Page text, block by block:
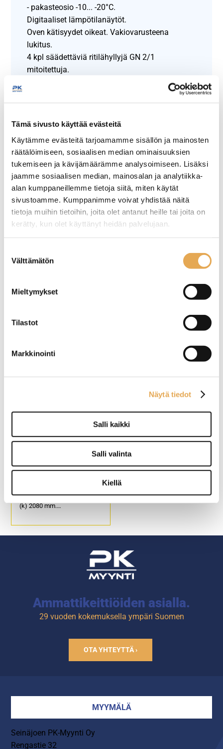
Tämä sivusto käyttää evästeitä
Käytämme evästeitä tarjoamamme sisällön ja mainosten
räätälöimiseen, sosiaalisen median ominaisuuksien
tukemiseen ja kävijämäärämme analysoimiseen. Lisäksi
jaamme sosiaalisen median, mainosalan ja analytiikka-
alan kumppaneillemme tietoja siitä, miten käytät
sivustoamme. Kumppanimme voivat yhdistää näitä
tietoja muihin tietoihin, joita olet antanut heille tai joita on
kerätty, kun olet käyttänyt heidän palvelujaan.
valinta
Välttämätön
Mieltymykset
Tilastot
Markkinointi
Näytä tiedot
Salli kaikki
Salli valinta
Kiellä
- pakasteosio -10... -20°C.
Digitaaliset lämpötilanäytöt.
Oven kätisyydet oikeat. Vakiovarusteena
lukitus.
4 kpl säädettäviä ritilähyllyjä GN 2/1
mitoitettuja.
(ulkopinnan takaseinää lukuunottamatta).
Yhdistelmä kylmä-pakastekaappi
tuoteryhmästä
Tämäkin laite sopivasti
pakastekaappi
Ulkomitat: (l) 750 x (s) 842 x
(k) 2080 mm.
Alaoven takana
Ammattikeittiöiden asialla.
29 vuoden kokemuksella ympäri Suomen
OTA YHTEYTTÄ ›
MYYMÄLÄ
Seinäjoen PK-Myynti Oy
Rengastie 32